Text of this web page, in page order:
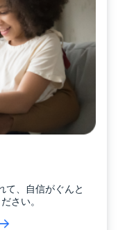
て、自信がぐんと
さい。